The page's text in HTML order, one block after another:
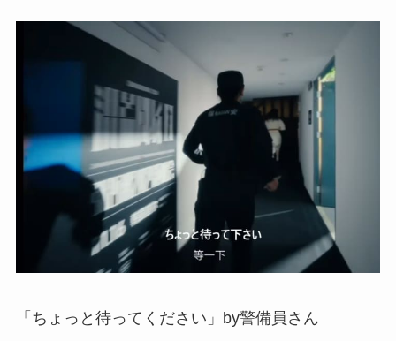
「ちょっと待ってください」by警備員さん